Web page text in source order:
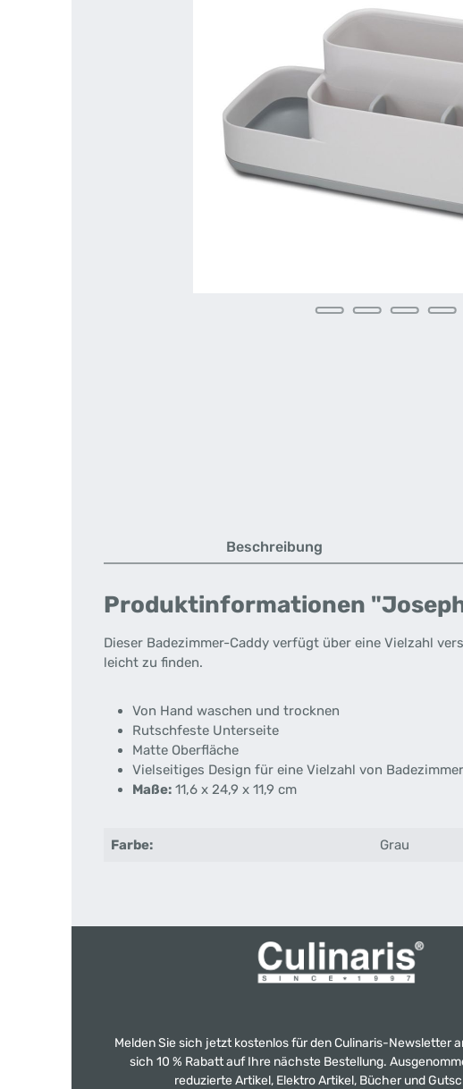
Beschreibung
Produktinformationen
Dieser Badezimmer-Caddy verfügt über eine Vielzahl
leicht zu finden.
Von Hand waschen und trocknen
Rutschfeste Unterseite
Matte Oberfläche
Vielseitiges Design für eine Vielzahl von
Maße: 11,6 x 24,9 x 11,9 cm
Farbe: Grau
Melden Sie sich jetzt kostenlos für den Culinaris-Newsletter
sich 10 % Rabatt auf Ihre nächste Bestellung.
reduzierte Artikel, Elektro Artikel, Bücher und